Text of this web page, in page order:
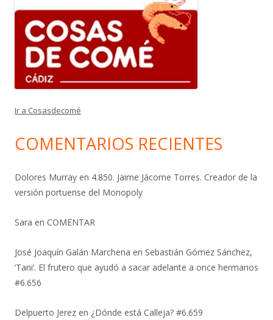
Ir a Cosasdecomé
COMENTARIOS RECIENTES
Dolores Murray en 4.850. Jaime Jácome Torres. Creador de la
versión portuense del Monopoly
Sara en COMENTAR
José Joaquín Galán Marchena en Sebastián Gómez Sánchez,
‘Tani’. El frutero que ayudó a sacar adelante a once hermanos
#6.656
Delpuerto Jerez en ¿Dónde está Calleja? #6.659